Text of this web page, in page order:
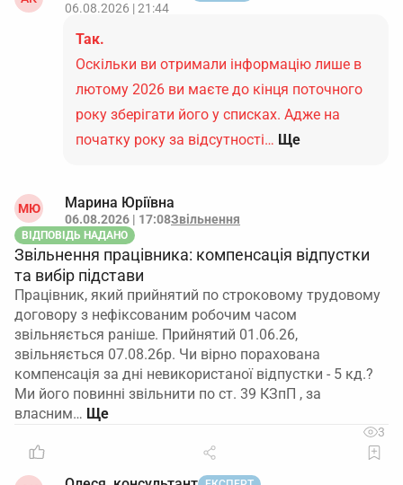
06.08.2026 | 21:44
Так.
Оскільки ви отримали інформацію лише в
лютому 2026 ви маєте до кінця поточного
року зберігати його у списках. Адже на
початку року за відсутності… Ще
МЮ Марина Юріївна
06.08.2026 | 17:08Звільнення
ВІДПОВІДЬ НАДАНО
Звільнення працівника: компенсація відпустки
та вибір підстави
Працівник, який прийнятий по строковому трудовому
договору з нефіксованим робочим часом
звільняється раніше. Прийнятий 01.06.26,
звільняється 07.08.26р. Чи вірно порахована
компенсація за дні невикористаної відпустки - 5 кд.?
Ми його повинні звільнити по ст. 39 КЗпП , за
власним…
3